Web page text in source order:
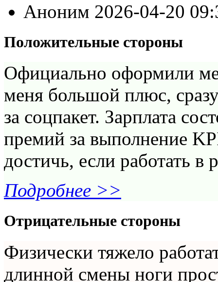
Аноним 2026-04-20
Положительные стороны
Официально оформили
меня большой плюс,
за соцпакет. Зарплата
премий за выполнение
достичь, если работать в
Подробнее >>
Отрицательные стороны
Физически тяжело
длинной смены ноги